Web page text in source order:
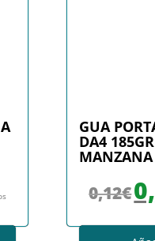
GUA
DA4
0,12€